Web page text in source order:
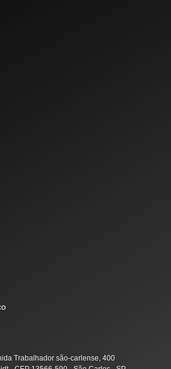
Trabalhador são-carlense, 400